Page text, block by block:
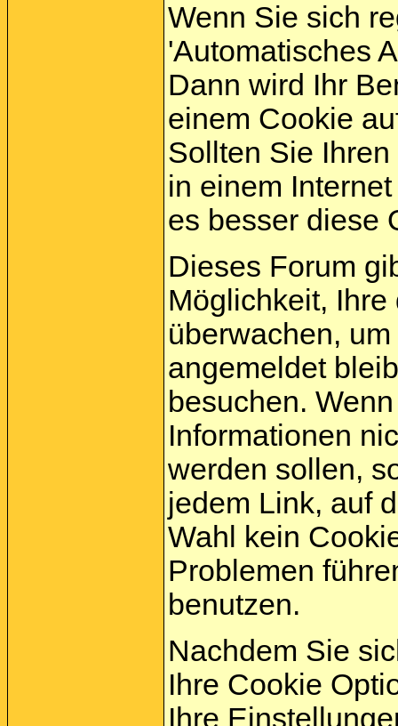
Wenn Sie sich
'Automatisches
Dann wird Ihr
einem Cookie
Sollten Sie
in einem
es besser diese
Dieses Forum
Möglichkeit,
überwachen,
angemeldet
besuchen.
Informationen
werden sollen,
jedem Link, auf
Wahl kein
Problemen
benutzen.
Nachdem Sie
Ihre Cookie
Ihre